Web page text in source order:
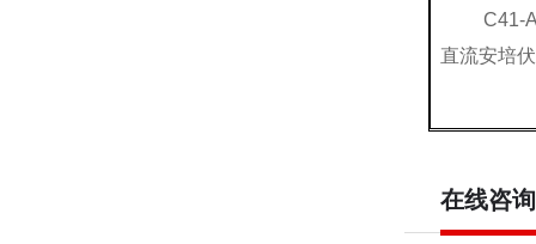
C41-
直流安培
在线咨询